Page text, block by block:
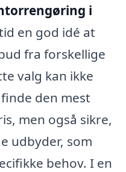
i
en god idé at
fra forskellige
valg kan ikke
den mest
men også sikre,
udbyder, som
behov. I en